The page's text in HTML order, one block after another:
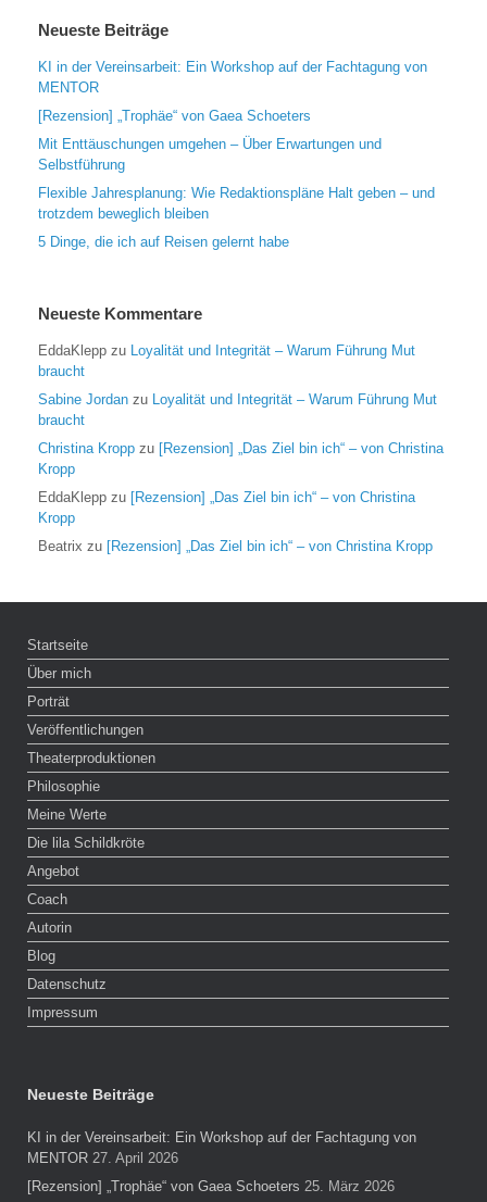
Neueste Beiträge
KI in der Vereinsarbeit: Ein Workshop auf der Fachtagung von
MENTOR
[Rezension] „Trophäe“ von Gaea Schoeters
Mit Enttäuschungen umgehen – Über Erwartungen und
Selbstführung
Flexible Jahresplanung: Wie Redaktionspläne Halt geben – und
trotzdem beweglich bleiben
5 Dinge, die ich auf Reisen gelernt habe
Neueste Kommentare
EddaKlepp zu
Loyalität und Integrität – Warum Führung Mut
braucht
Sabine Jordan zu
Loyalität und Integrität – Warum Führung Mut
braucht
Christina Kropp zu [Rezension] „Das Ziel bin ich“ – von Christina
Kropp
EddaKlepp zu [Rezension] „Das Ziel bin ich“ – von Christina
Kropp
Beatrix zu [Rezension] „Das Ziel bin ich“ – von Christina Kropp
Startseite
Über mich
Porträt
Veröffentlichungen
Theaterproduktionen
Philosophie
Meine Werte
Die lila Schildkröte
Angebot
Coach
Autorin
Blog
Datenschutz
Impressum
Neueste Beiträge
KI in der Vereinsarbeit: Ein Workshop auf der Fachtagung von
MENTOR 27. April 2026
[Rezension] „Trophäe“ von Gaea Schoeters 25. März 2026